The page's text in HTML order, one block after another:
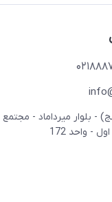
- بلوار میرداماد - مجتمع
- واحد 172